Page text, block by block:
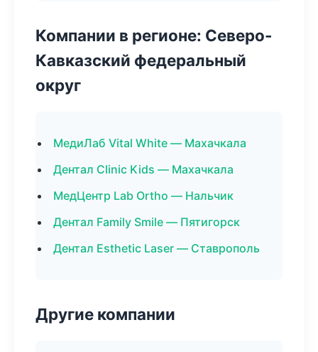
Компании в регионе: Северо-
Кавказский федеральный
округ
МедиЛаб Vital White — Махачкала
Дентал Clinic Kids — Махачкала
МедЦентр Lab Ortho — Нальчик
Дентал Family Smile — Пятигорск
Дентал Esthetic Laser — Ставрополь
Другие компании